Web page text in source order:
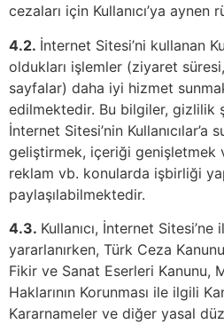
cezaları için Kullanıcı’ya aynen
4.2. İnternet Sitesi’ni kullanan
oldukları işlemler (ziyaret
sayfalar) daha iyi hizmet
edilmektedir. Bu bilgiler, gizlilik
İnternet Sitesi’nin Kullanıcılar’a
geliştirmek, içeriği genişletmek
reklam vb. konularda işbirliği
paylaşılabilmektedir.
4.3. Kullanıcı, İnternet
yararlanırken, Türk Ceza
Fikir ve Sanat Eserleri Kanunu,
Haklarının Korunması ile ilgili
Kararnameler ve diğer yasal